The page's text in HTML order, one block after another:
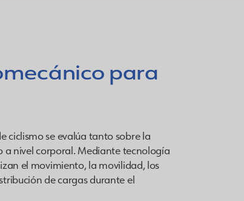
para
ciclismo se evalúa tanto sobre la
a nivel corporal. Mediante tecnología
el movimiento, la movilidad, los
de cargas durante el